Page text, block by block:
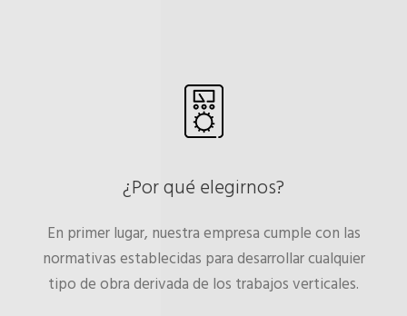
¿Por qué elegirnos?
En primer lugar, nuestra empresa cumple con las
normativas establecidas para desarrollar cualquier
tipo de obra derivada de los trabajos verticales.